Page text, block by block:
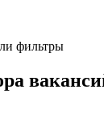
фильтры